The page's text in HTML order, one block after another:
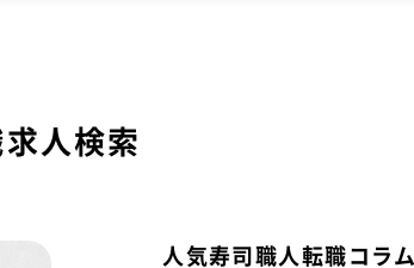
人検索
人気寿司職人転職コラム